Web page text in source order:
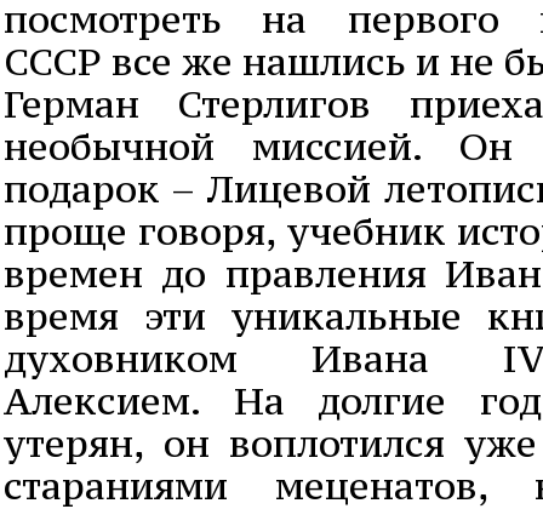
посмотреть на первого
СССР все же нашлись и не
Герман Стерлигов
необычной миссией. Он
подарок – Лицевой
проще говоря, учебник
времен до правления
время эти уникальные
духовником Ивана
Алексием. На долгие
утерян, он воплотился
стараниями меценатов,